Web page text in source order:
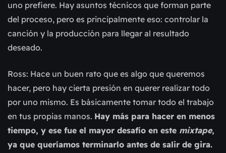
uno prefiere. Hay asuntos técnicos que forman parte
del proceso, pero es principalmente eso: controlar la
canción y la producción para llegar al resultado
deseado.
Ross: Hace un buen rato que es algo que queremos
hacer, pero hay cierta presión en querer realizar todo
por uno mismo. Es básicamente tomar todo el trabajo
en tus propias manos. Hay más para hacer en menos
tiempo, y ese fue el mayor desafío en este mixtape,
ya que queríamos terminarlo antes de salir de gira.